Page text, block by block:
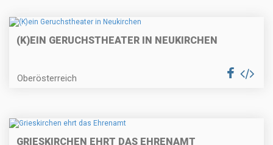
(K)EIN GERUCHSTHEATER IN NEUKIRCHEN
Oberösterreich
GRIESKIRCHEN EHRT DAS EHRENAMT